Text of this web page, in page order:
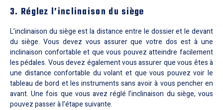
3. Réglez l’inclinaison du siège
L’inclinaison du siège est la distance entre le dossier et le devant
du siège. Vous devez vous assurer que votre dos est à une
inclinaison confortable et que vous pouvez atteindre facilement
les pédales. Vous devez également vous assurer que vous êtes à
une distance confortable du volant et que vous pouvez voir le
tableau de bord et les instruments sans avoir à vous pencher en
avant. Une fois que vous avez réglé l’inclinaison du siège, vous
pouvez passer à l’étape suivante.